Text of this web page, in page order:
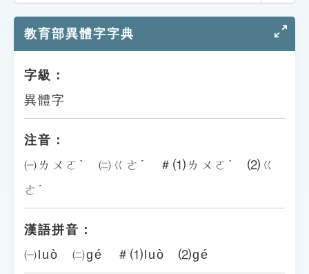
教學應用
貓頭鷹博士
教育部異體字字典
字級：
異體字
注音：
㈠ㄌㄨㄛˋ ㈡ㄍㄜˊ ＃⑴ㄌㄨㄛˋ ⑵ㄍ
ㄜˊ
漢語拼音：
㈠luò ㈡gé ＃⑴luò ⑵gé